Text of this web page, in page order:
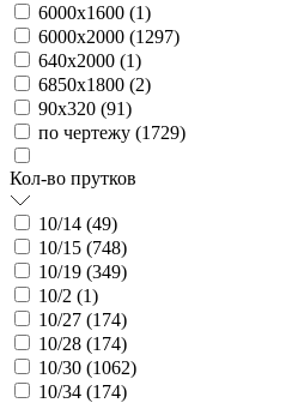
6000х1600 (1)
6000х2000 (1297)
640х2000 (1)
6850х1800 (2)
90х320 (91)
по чертежу (1729)
Кол-во прутков
10/14 (49)
10/15 (748)
10/19 (349)
10/2 (1)
10/27 (174)
10/28 (174)
10/30 (1062)
10/34 (174)